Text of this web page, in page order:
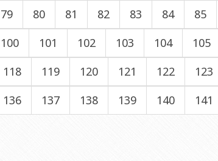
79 80 81 82 83 84 85
100 101 102 103 104 105
118 119 120 121 122 123
136 137 138 139 140 141